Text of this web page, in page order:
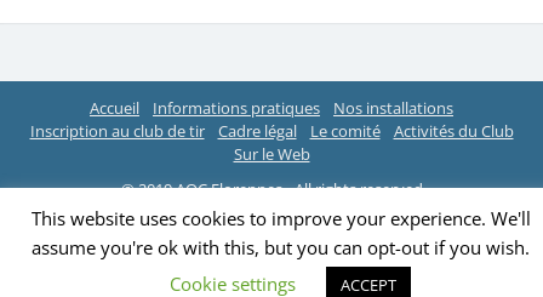
Accueil Informations pratiques
Nos installations
Inscription au club de tir
Cadre légal Le comité
Activités du Club
Sur le Web
© 2019 AOC Florennes - All rights reserved
This website uses cookies to improve your experience. We'll
assume you're ok with this, but you can opt-out if you wish.
Cookie settings
ACCEPT